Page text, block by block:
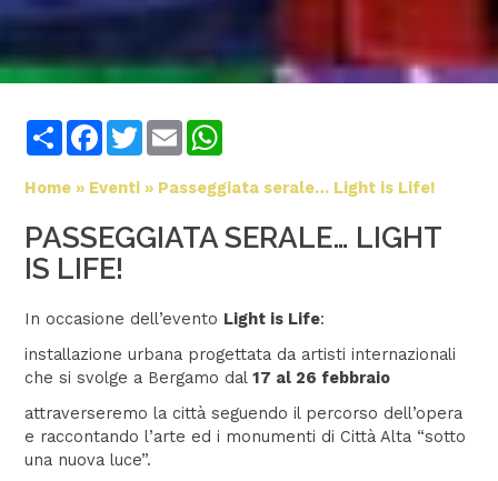
ShareFacebook
TwitterEmail
Home » Eventi » Passeggiata serale… Light is Life!
PASSEGGIATA SERALE… LIGHT
IS LIFE!
In occasione dell’evento Light is Life:
installazione urbana progettata da artisti internazionali
che si svolge a Bergamo dal17 al 26 febbraio
attraverseremo la città seguendo il percorso dell’opera
e raccontando l’arte ed i monumenti di Città Alta “sotto
una nuova luce”.